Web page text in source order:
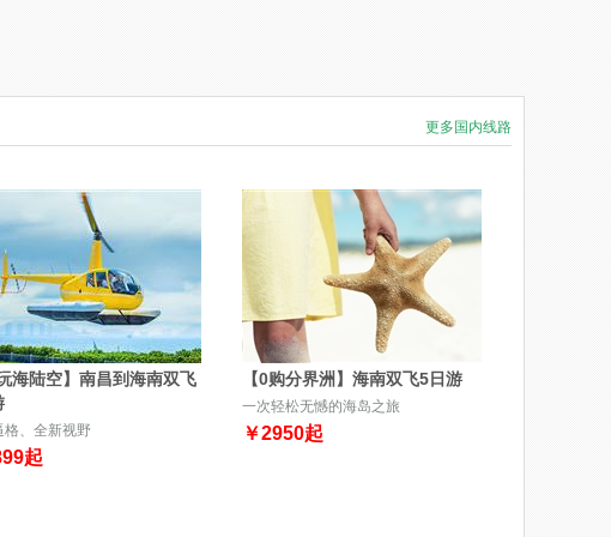
更多国内线路
海陆空】南昌到海南双飞
格、全新视野
起
【0购分界洲】海南双飞5日游
一次轻松无憾的海岛之旅
￥2950起